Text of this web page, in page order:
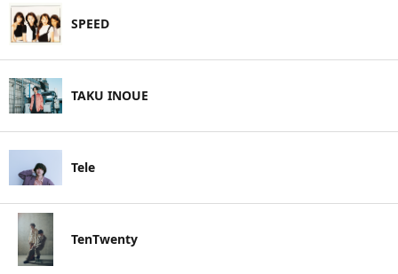
SPEED
TAKU INOUE
Tele
TenTwenty